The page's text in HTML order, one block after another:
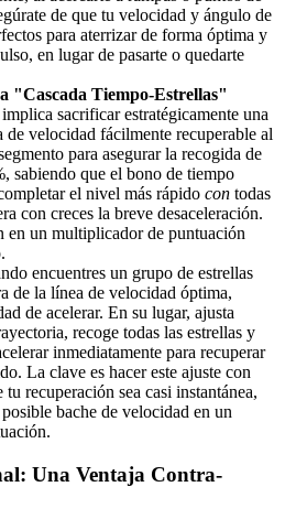
de que tu velocidad y ángulo de
para aterrizar de forma óptima y
en lugar de pasarte o quedarte
"Cascada Tiempo-Estrellas"
sacrificar estratégicamente una
de velocidad fácilmente recuperable al
para asegurar la recogida de
sabiendo que el bono de tiempo
el nivel más rápido con todas
con creces la breve desaceleración.
en un multiplicador de puntuación
encuentres un grupo de estrellas
de la línea de velocidad óptima,
de acelerar. En su lugar, ajusta
recoge todas las estrellas y
inmediatamente para recuperar
La clave es hacer este ajuste con
recuperación sea casi instantánea,
bache de velocidad en un
Una Ventaja Contra-